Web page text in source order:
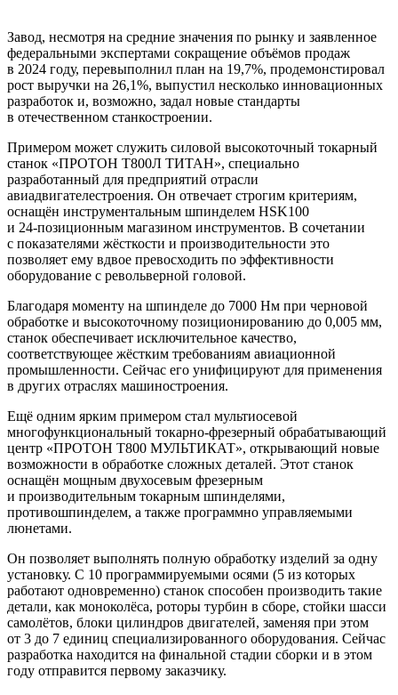
Завод, несмотря на средние значения по рынку и заявленное
федеральными экспертами сокращение объёмов продаж
в 2024 году, перевыполнил план на 19,7%, продемонстировал
рост выручки на 26,1%, выпустил несколько инновационных
разработок и, возможно, задал новые стандарты
в отечественном станкостроении.
Примером может служить силовой высокоточный токарный
станок «ПРОТОН Т800Л ТИТАН», специально
разработанный для предприятий отрасли
авиадвигателестроения. Он отвечает строгим критериям,
оснащён инструментальным шпинделем HSK100
и 24‑позиционным магазином инструментов. В сочетании
с показателями жёсткости и производительности это
позволяет ему вдвое превосходить по эффективности
оборудование с револьверной головой.
Благодаря моменту на шпинделе до 7000 Нм при черновой
обработке и высокоточному позиционированию до 0,005 мм,
станок обеспечивает исключительное качество,
соответствующее жёстким требованиям авиационной
промышленности. Сейчас его унифицируют для применения
в других отраслях машиностроения.
Ещё одним ярким примером стал мультиосевой
многофункциональный токарно-­фрезерный обрабатывающий
центр «ПРОТОН Т800 МУЛЬТИКАТ», открывающий новые
возможности в обработке сложных деталей. Этот станок
оснащён мощным двухосевым фрезерным
и производительным токарным шпинделями,
противошпинделем, а также программно управляемыми
люнетами.
Он позволяет выполнять полную обработку изделий за одну
установку. С 10 программируемыми осями (5 из которых
работают одновременно) станок способен производить такие
детали, как моноколёса, роторы турбин в сборе, стойки шасси
самолётов, блоки цилиндров двигателей, заменяя при этом
от 3 до 7 единиц специализированного оборудования. Сейчас
разработка находится на финальной стадии сборки и в этом
году отправится первому заказчику.